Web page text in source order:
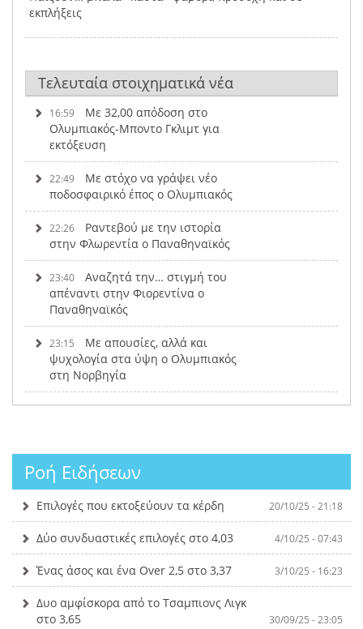
εκπλήξεις
Τελευταία στοιχηματικά νέα
16:59
Με 32,00 απόδοση στο
Ολυμπιακός-Μποντο Γκλιμτ για
εκτόξευση
22:49
Με στόχο να γράψει νέο
ποδοσφαιρικό έπος ο Ολυμπιακός
22:26
Ραντεβού με την ιστορία
στην Φλωρεντία ο Παναθηναϊκός
23:40
Αναζητά την… στιγμή του
απέναντι στην Φιορεντίνα ο
Παναθηναϊκός
23:15
Με απουσίες, αλλά και
ψυχολογία στα ύψη ο Ολυμπιακός
στη Νορβηγία
Ροή Ειδήσεων
Επιλογές που εκτοξεύουν τα κέρδη 20/10/25 - 21:18
Δύο συνδυαστικές επιλογές στο 4,03 4/10/25 - 07:43
Ένας άσος και ένα Over 2,5 στο 3,37 3/10/25 - 16:23
Δυο αμφίσκορα από το Τσαμπιονς Λιγκ
στο 3,65
30/09/25 - 23:05